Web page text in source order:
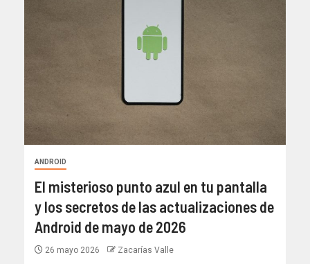
ANDROID
El misterioso punto azul en tu pantalla
y los secretos de las actualizaciones de
Android de mayo de 2026
26 mayo 2026 Zacarías Valle